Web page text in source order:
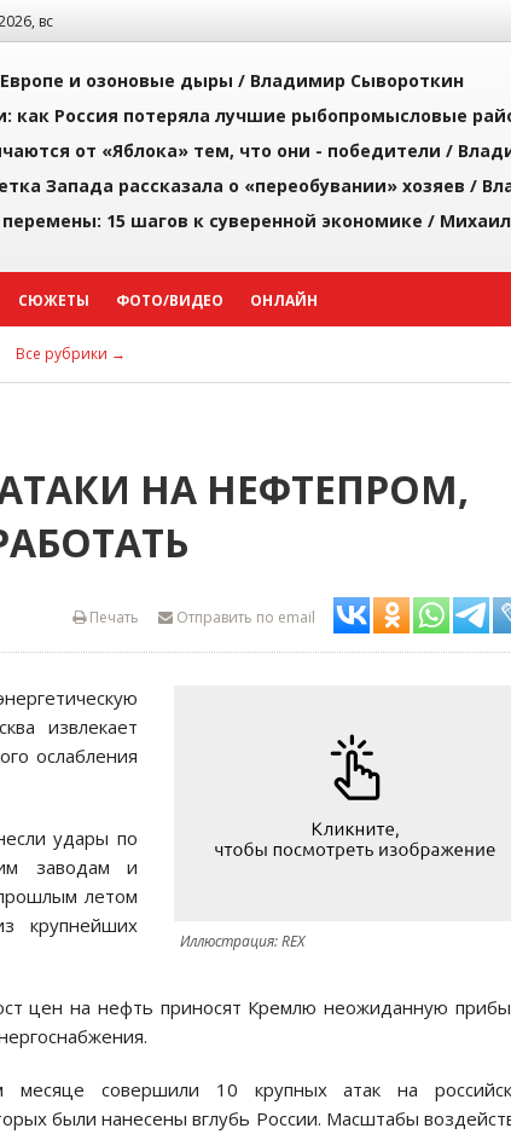
вс
и озоновые дыры / Владимир Сывороткин
как Россия потеряла лучшие рыбопромысловые
от «Яблока» тем, что они - победители /
Запада рассказала о «переобувании» хозяев /
15 шагов к суверенной экономике /
СЮЖЕТЫ ФОТО/ВИДЕО ОНЛАЙН
Все рубрики →
НА НЕФТЕПРОМ,
Отправить по email
Печать
Иллюстрация: REX
извлекает
ослабления
удары по
заводам и
летом
крупнейших
цен на нефть приносят Кремлю неожиданную
совершили 10 крупных атак на
были нанесены вглубь России. Масштабы